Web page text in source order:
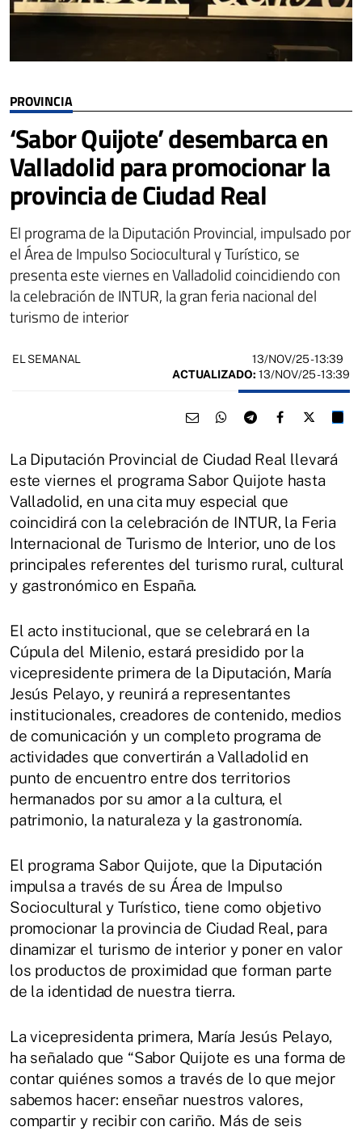
PROVINCIA
‘Sabor Quijote’ desembarca en
Valladolid para promocionar la
provincia de Ciudad Real
El programa de la Diputación Provincial, impulsado por
el Área de Impulso Sociocultural y Turístico, se
presenta este viernes en Valladolid coincidiendo con
la celebración de INTUR, la gran feria nacional del
turismo de interior
EL SEMANAL 13/NOV/25- 13:39
ACTUALIZADO: 13/NOV/25 - 13:39
La Diputación Provincial de Ciudad Real llevará
este viernes el programa Sabor Quijote hasta
Valladolid, en una cita muy especial que
coincidirá con la celebración de INTUR, la Feria
Internacional de Turismo de Interior, uno de los
principales referentes del turismo rural, cultural
y gastronómico en España.
El acto institucional, que se celebrará en la
Cúpula del Milenio, estará presidido por la
vicepresidente primera de la Diputación, María
Jesús Pelayo, y reunirá a representantes
institucionales, creadores de contenido, medios
de comunicación y un completo programa de
actividades que convertirán a Valladolid en
punto de encuentro entre dos territorios
hermanados por su amor a la cultura, el
patrimonio, la naturaleza y la gastronomía.
El programa Sabor Quijote, que la Diputación
impulsa a través de su Área de Impulso
Sociocultural y Turístico, tiene como objetivo
promocionar la provincia de Ciudad Real, para
dinamizar el turismo de interior y poner en valor
los productos de proximidad que forman parte
de la identidad de nuestra tierra.
La vicepresidenta primera, María Jesús Pelayo,
ha señalado que “Sabor Quijote es una forma de
contar quiénes somos a través de lo que mejor
sabemos hacer: enseñar nuestros valores,
compartir y recibir con cariño. Más de seis